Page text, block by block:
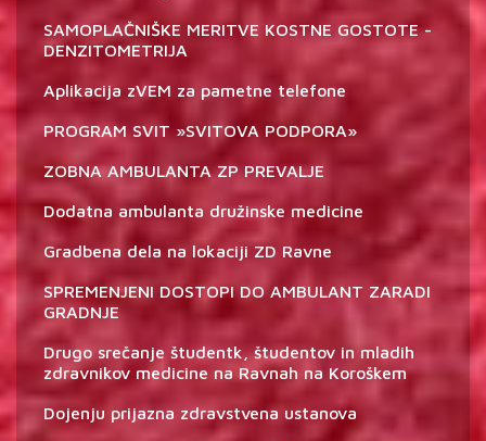
SAMOPLAČNIŠKE MERITVE KOSTNE GOSTOTE -
DENZITOMETRIJA
Aplikacija zVEM za pametne telefone
PROGRAM SVIT »SVITOVA PODPORA»
ZOBNA AMBULANTA ZP PREVALJE
Dodatna ambulanta družinske medicine
Gradbena dela na lokaciji ZD Ravne
SPREMENJENI DOSTOPI DO AMBULANT ZARADI
GRADNJE
Drugo srečanje študentk, študentov in mladih
zdravnikov medicine na Ravnah na Koroškem
Dojenju prijazna zdravstvena ustanova